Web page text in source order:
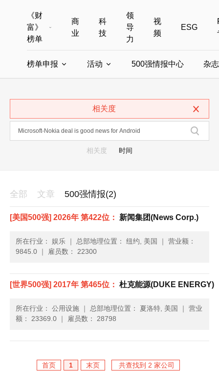
《财
富》
榜单
全部榜单
中国最具影响力商界女性
商
业
科
技
领
导
力
视
频
ESG
榜单申报 活动 500强情报中心 杂
相关度
相关度 时间
全部 文章 500强情报(2)
[美国500强] 2026年 第422位： 新闻集团(News Corp.)
所在行业： 娱乐 ｜ 总部地理位置： 纽约, 美国 ｜ 营业额：
9845.0 ｜ 雇员数： 22300
[世界500强] 2017年 第465位： 杜克能源(DUKE ENERGY)
所在行业： 公用设施 ｜ 总部地理位置： 夏洛特, 美国 ｜ 营业
额： 23369.0 ｜ 雇员数： 28798
首页 1 末页 共查找到 2 家公司